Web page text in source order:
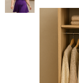
ЯКЕ ПОСТІЙНО
ЗРАНКУ СПЕКА, А
літа погода ніби
до сюрпризів.